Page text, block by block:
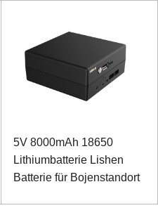
5V 8000mAh 18650
Lithiumbatterie Lishen
Batterie für Bojenstandort